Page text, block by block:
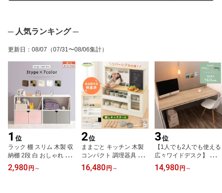
─ 人気ランキング ─
更新日 ： 08/07 （07/31〜08/06集計）
1 位
ラック 棚 スリム 木製 収
納棚 2段 白 おしゃれ カ
ラーボックス 収納 扉付
き 子供部屋 ランドセル
2,980円 ～
2位
ままごと キッチン 木製
コンパクト 調理器具 セ
ット ごっこ遊び お店屋
さんごっこ おもちゃ 知
16,480円 ～
3位
【1人でも2人でも使える
広々ワイドデスク】 学習
デスク 約 幅160cm キッ
ズデスク 勉強机 シンプ
14,980円 ～